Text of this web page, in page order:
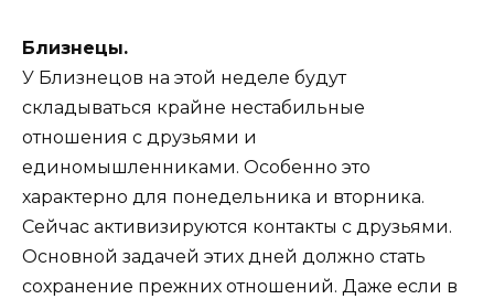
Близнецы.
У Близнецов на этой неделе будут
складываться крайне нестабильные
отношения с друзьями и
единомышленниками. Особенно это
характерно для понедельника и вторника.
Сейчас активизируются контакты с друзьями.
Основной задачей этих дней должно стать
сохранение прежних отношений. Даже если в